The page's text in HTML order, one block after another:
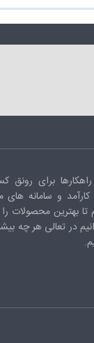
راهکارها برای
و سامانه
بهترین محصولات را
در تعالی هر چه